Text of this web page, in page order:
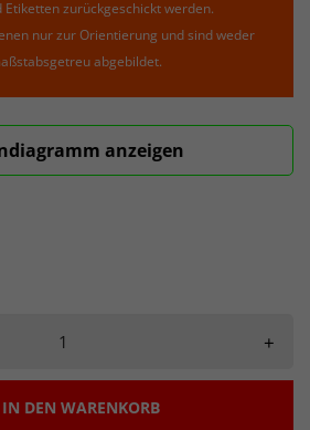
zurückgeschickt werden.
nur zur Orientierung und sind weder
abgebildet.
anzeigen
+
IN DEN WARENKORB